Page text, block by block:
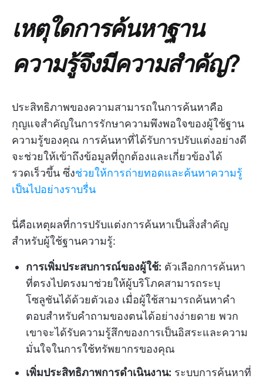
เหตุใดการค้นหาฐาน
ความรู้จึงมีความสำคัญ?
ประสิทธิภาพของความสามารถในการค้นหาคือ
กุญแจสำคัญในการรักษาความพึงพอใจของผู้ใช้ฐาน
ความรู้ของคุณ การค้นหาที่ได้รับการปรับแต่งอย่างดี
จะช่วยให้เข้าถึงข้อมูลที่ถูกต้องและเกี่ยวข้องได้
รวดเร็วขึ้น ซึ่งช่วยให้การถ่ายทอดและค้นหาความรู้
เป็นไปอย่างราบรื่น
นี่คือเหตุผลที่การปรับแต่งการค้นหาเป็นสิ่งสำคัญ
สำหรับผู้ใช้ฐานความรู้:
การเพิ่มประสบการณ์ของผู้ใช้: ตัวเลือกการค้นหา
ที่ตรงไปตรงมาช่วยให้ผู้บริโภคสามารถระบุ
โซลูชันได้ด้วยตัวเอง เมื่อผู้ใช้สามารถค้นหาคำ
ตอบสำหรับคำถามของตนได้อย่างง่ายดาย พวก
เขาจะได้รับความรู้สึกของการเป็นอิสระและความ
มั่นใจในการใช้ทรัพยากรของคุณ
เพิ่มประสิทธิภาพการดำเนินงาน: ระบบการค้นหาที่